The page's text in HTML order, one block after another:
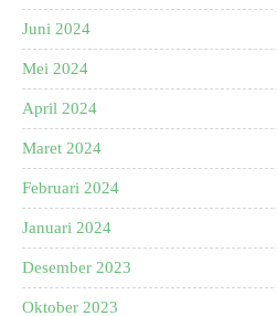
Juni 2024
Mei 2024
April 2024
Maret 2024
Februari 2024
Januari 2024
Desember 2023
Oktober 2023